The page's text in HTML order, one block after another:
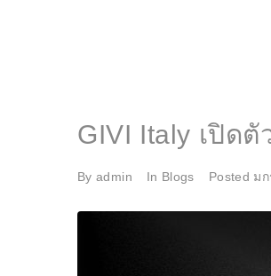
GIVI Italy เปิด
Byadmin In Blogs Posted ม